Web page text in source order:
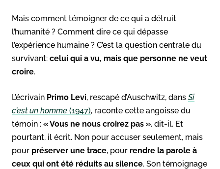
Mais comment témoigner de ce qui a détruit
l’humanité ? Comment dire ce qui dépasse
l’expérience humaine ? C’est la question centrale du
survivant: celui qui a vu, mais que personne ne veut
croire.
L’écrivain Primo Levi, rescapé d’Auschwitz, dans Si
c’est un homme (1947), raconte cette angoisse du
témoin : « Vous ne nous croirez pas », dit-il. Et
pourtant, il écrit. Non pour accuser seulement, mais
pour préserver une trace, pour rendre la parole à
ceux qui ont été réduits au silence. Son témoignage